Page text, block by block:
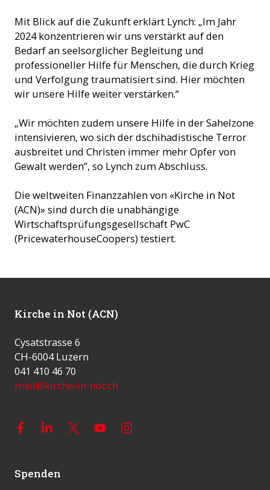
Mit Blick auf die Zukunft erklärt Lynch: „Im Jahr
2024 konzentrieren wir uns verstärkt auf den
Bedarf an seelsorglicher Begleitung und
professioneller Hilfe für Menschen, die durch Krieg
und Verfolgung traumatisiert sind. Hier möchten
wir unsere Hilfe weiter verstärken.“
„Wir möchten zudem unsere Hilfe in der Sahelzone
intensivieren, wo sich der dschihadistische Terror
ausbreitet und Christen immer mehr Opfer von
Gewalt werden”, so Lynch zum Abschluss.
Die weltweiten Finanzzahlen von «Kirche in Not
(ACN)» sind durch die unabhängige
Wirtschaftsprüfungsgesellschaft PwC
(PricewaterhouseCoopers) testiert.
Kirche in Not (ACN)
Cysatstrasse 6
CH-6004 Luzern
041 410 46 70
mail@kirche-in-not.ch
Spenden